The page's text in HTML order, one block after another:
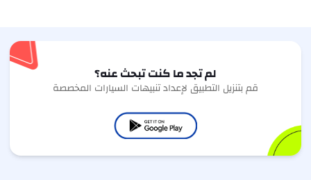
لم تجد ما كنت تبحث عنه؟
قم بتنزيل التطبيق لإعداد تنبيهات السيارات المخصصة